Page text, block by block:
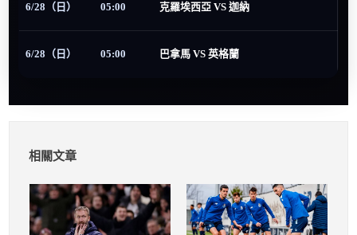
6/28（日） 05:00 克羅埃西亞 VS 迦納
6/28（日） 05:00 巴拿馬 VS 英格蘭
相關文章